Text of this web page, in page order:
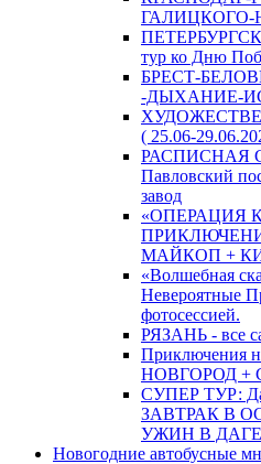
тур ко Дню
БРЕСТ-
-ДЫХАНИЕ-
( 25.06-
РАСПИСНАЯ
Павловский
завод
«ОПЕРАЦИЯ
МАЙКОП +
«Волшебная
Невероятные
фотосессией.
РЯЗАНЬ - все
Приключения
НОВГОРОД +
СУПЕР ТУР:
ЗАВТРАК В
УЖИН В
Новогодние автобусные